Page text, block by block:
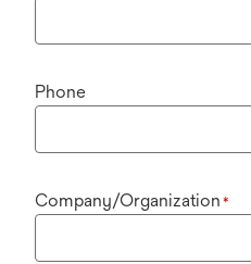
Phone
Company/Organization *